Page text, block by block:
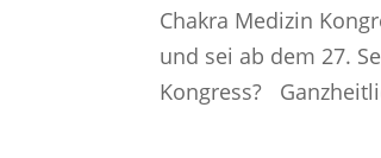
Chakra Medizin
und sei ab dem 27.
Kongress?